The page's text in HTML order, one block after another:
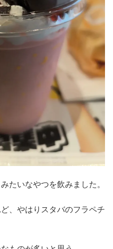
たいなやつを飲みました。
、やはりスタバのフラペチ